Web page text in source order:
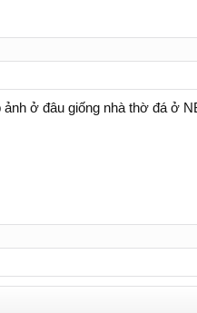
ở đâu giống nhà thờ đá ở